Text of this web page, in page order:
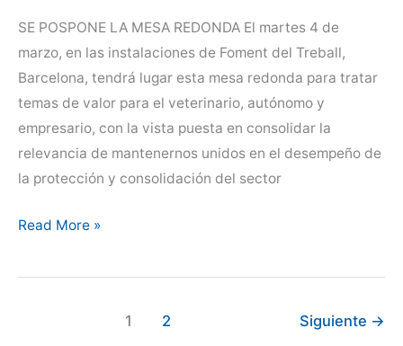
SE POSPONE LA MESA REDONDA El martes 4 de
marzo, en las instalaciones de Foment del Treball,
Barcelona, tendrá lugar esta mesa redonda para tratar
temas de valor para el veterinario, autónomo y
empresario, con la vista puesta en consolidar la
relevancia de mantenernos unidos en el desempeño de
la protección y consolidación del sector
Mesa
sobre
Read More »
1 2 Siguiente →